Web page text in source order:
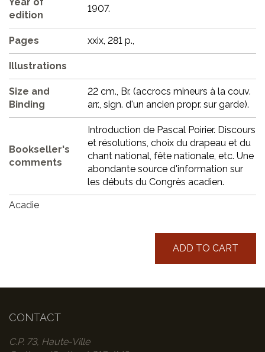
edition
1907.
Pages xxix, 281 p.,
Illustrations
Size and
Binding
22 cm., Br. (accrocs mineurs à la couv.
arr., sign. d'un ancien propr. sur garde).
Bookseller's
comments
Introduction de Pascal Poirier. Discours
et résolutions, choix du drapeau et du
chant national, fête nationale, etc. Une
abondante source d'information sur
les débuts du Congrès acadien.
Acadie
ADD TO CART
CONTACT
C.P. 73, Haute-Ville